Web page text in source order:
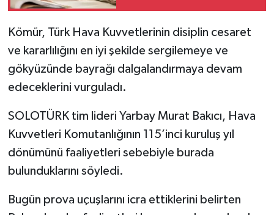
Kömür, Türk Hava Kuvvetlerinin disiplin cesaret
ve kararlılığını en iyi şekilde sergilemeye ve
gökyüzünde bayrağı dalgalandırmaya devam
edeceklerini vurguladı.
SOLOTÜRK tim lideri Yarbay Murat Bakıcı, Hava
Kuvvetleri Komutanlığının 115’inci kuruluş yıl
dönümünü faaliyetleri sebebiyle burada
bulunduklarını söyledi.
Bugün prova uçuşlarını icra ettiklerini belirten